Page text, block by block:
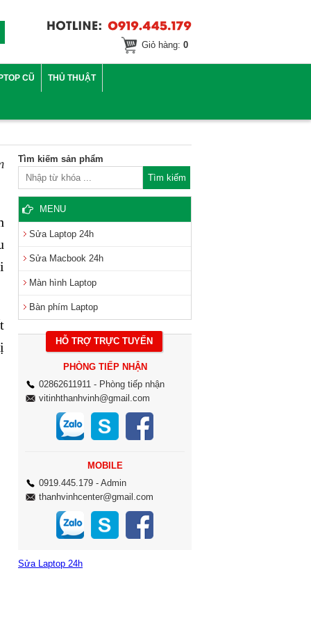
Giỏ hàng: 0
CŨ THỦ THUẬT
Tìm kiếm sản phẩm
MENU
Sửa Laptop 24h
Sửa Macbook 24h
Màn hình Laptop
Bàn phím Laptop
HỖ TRỢ TRỰC TUYẾN
PHÒNG TIẾP NHẬN
02862611911 - Phòng tiếp nhận
vitinhthanhvinh@gmail.com
MOBILE
0919.445.179 - Admin
thanhvinhcenter@gmail.com
Sửa Laptop 24h